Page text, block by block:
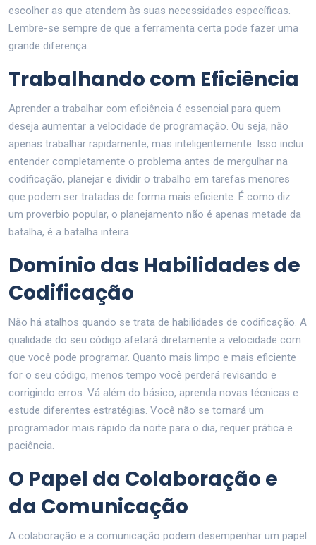
escolher as que atendem às suas necessidades específicas.
Lembre-se sempre de que a ferramenta certa pode fazer uma
grande diferença.
Trabalhando com Eficiência
Aprender a trabalhar com eficiência é essencial para quem
deseja aumentar a velocidade de programação. Ou seja, não
apenas trabalhar rapidamente, mas inteligentemente. Isso inclui
entender completamente o problema antes de mergulhar na
codificação, planejar e dividir o trabalho em tarefas menores
que podem ser tratadas de forma mais eficiente. É como diz
um proverbio popular, o planejamento não é apenas metade da
batalha, é a batalha inteira.
Domínio das Habilidades de
Codificação
Não há atalhos quando se trata de habilidades de codificação. A
qualidade do seu código afetará diretamente a velocidade com
que você pode programar. Quanto mais limpo e mais eficiente
for o seu código, menos tempo você perderá revisando e
corrigindo erros. Vá além do básico, aprenda novas técnicas e
estude diferentes estratégias. Você não se tornará um
programador mais rápido da noite para o dia, requer prática e
paciência.
O Papel da Colaboração e
da Comunicação
A colaboração e a comunicação podem desempenhar um papel